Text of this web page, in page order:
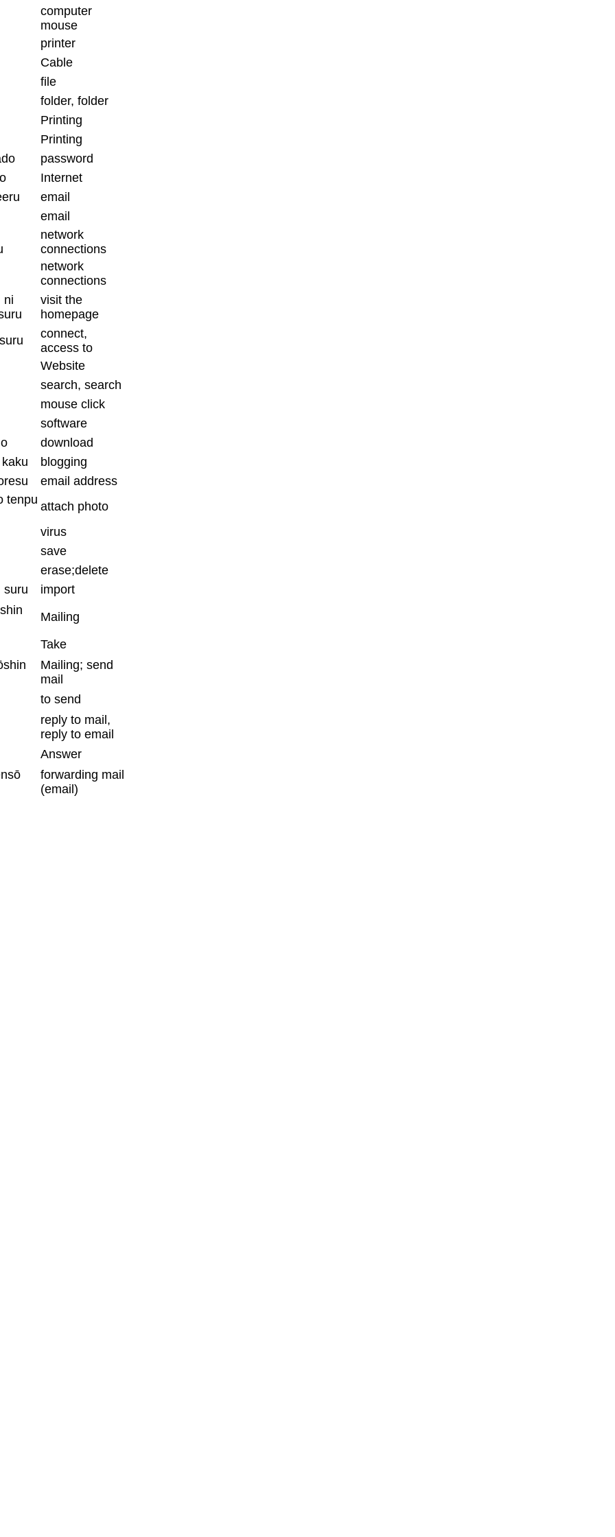
computer
mouse
printer
Cable
file
folder, folder
Printing
Printing
password
Internet
email
email
network
connections
network
connections
ni
visit the
homepage
connect,
access to
Website
search, search
mouse click
software
download
blogging
email address
tenpu attach photo
virus
save
erase;delete
suru
import
Mailing
Take
Mailing; send
mail
to send
reply to mail,
reply to email
Answer
forwarding mail
(email)